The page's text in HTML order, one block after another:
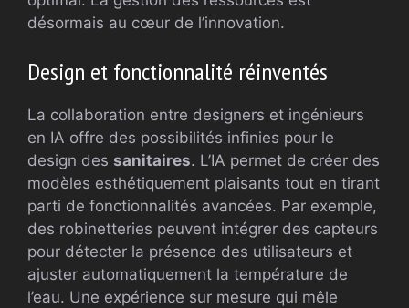
désormais au cœur de l’innovation.
Design et fonctionnalité réinventés
La collaboration entre designers et ingénieurs
en IA offre des possibilités infinies pour le
design des sanitaires. L’IA permet de créer des
modèles esthétiquement plaisants tout en tirant
parti de fonctionnalités avancées. Par exemple,
des robinetteries peuvent intégrer des capteurs
pour détecter la présence des utilisateurs et
ajuster automatiquement la température de
l’eau. Une expérience sur mesure qui mêle